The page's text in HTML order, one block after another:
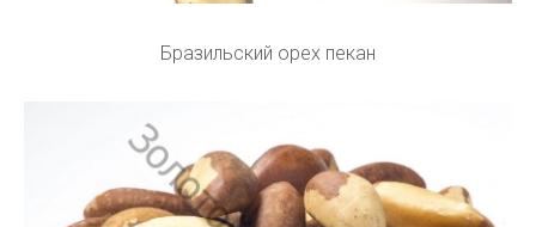
Бразильский орех пекан